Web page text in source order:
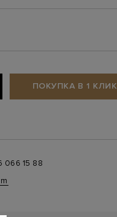
ПОКУПКА В 1 КЛИК
066 15 88